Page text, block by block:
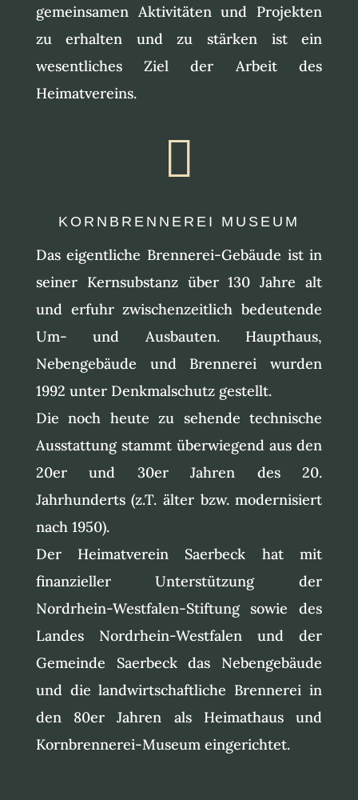
gemeinsamen Aktivitäten und Projekten
zu erhalten und zu stärken ist ein
wesentliches Ziel der Arbeit des
Heimatvereins.

KORNBRENNEREI MUSEUM
Das eigentliche Brennerei-Gebäude ist in
seiner Kernsubstanz über 130 Jahre alt
und erfuhr zwischenzeitlich bedeutende
Um- und Ausbauten. Haupthaus,
Nebengebäude und Brennerei wurden
1992 unter Denkmalschutz gestellt.
Die noch heute zu sehende technische
Ausstattung stammt überwiegend aus den
20er und 30er Jahren des 20.
Jahrhunderts (z.T. älter bzw. modernisiert
nach 1950).
Der Heimatverein Saerbeck hat mit
finanzieller Unterstützung der
Nordrhein-Westfalen-Stiftung sowie des
Landes Nordrhein-Westfalen und der
Gemeinde Saerbeck das Nebengebäude
und die landwirtschaftliche Brennerei in
den 80er Jahren als Heimathaus und
Kornbrennerei-Museum eingerichtet.